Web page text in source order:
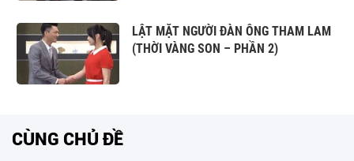
LẬT MẶT NGƯỜI ĐÀN ÔNG THAM LAM
(THỜI VÀNG SON – PHẦN 2)
CÙNG CHỦ ĐỀ